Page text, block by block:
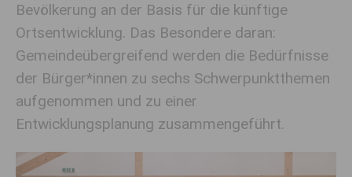
Bevölkerung an der Basis für die künftige
Ortsentwicklung. Das Besondere daran:
Gemeindeübergreifend werden die Bedürfnisse
der Bürger*innen zu sechs Schwerpunktthemen
aufgenommen und zu einer
Entwicklungsplanung zusammengeführt.